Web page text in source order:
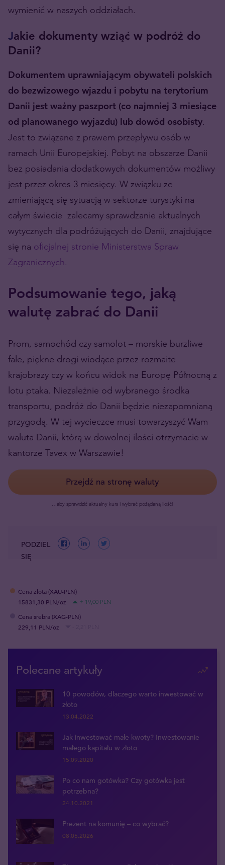
wymienić w naszych oddziałach.
Jakie dokumenty wziąć w podróż do
Danii?
Dokumentem uprawniającym obywateli polskich
do bezwizowego wjazdu i pobytu na terytorium
Danii jest ważny paszport (co najmniej 3 miesiące
od planowanego wyjazdu) lub dowód osobisty.
Jest to związane z prawem przepływu osób w
ramach Unii Europejskiej. Pobyt na obszarze Danii
bez posiadania dodatkowych dokumentów możliwy
jest przez okres 3 miesięcy. W związku ze
zmieniającą się sytuacją w sektorze turystyki na
całym świecie zalecamy sprawdzanie aktualnych
wytycznych dla podróżujących do Danii, znajdujące
się na oficjalnej stronie Ministerstwa Spraw
Zagranicznych.
Podsumowanie tego, jaką
walutę zabrać do Danii
Prom, samochód czy samolot – morskie burzliwe
fale, piękne drogi wiodące przez rozmaite
krajobrazy czy w końcu widok na Europę Północną z
lotu ptaka. Niezależnie od wybranego środka
transportu, podróż do Danii będzie niezapomnianą
przygodą. W tej wycieczce musi towarzyszyć Wam
waluta Danii, którą w dowolnej ilości otrzymacie w
kantorze Tavex w Warszawie!
Przejdź na stronę waluty
…aby sprawdzić aktualny kurs i wybrać pożądaną ilość!
PODZIEL
SIĘ
Cena złota (XAU-PLN)
15831,30 PLN/oz
+ 19,00 PLN
Cena srebra (XAG-PLN)
229,11 PLN/oz
Polecane artykuły
10 powodów, dlaczego warto inwestować w
złoto
13.04.2022
Jak inwestować małe kwoty? Inwestowanie
małego kapitału w złoto
15.09.2020
Po co nam gotówka? Czy gotówka jest
potrzebna?
24.10.2021
Prezent na komunię – co wybrać?
08.05.2026